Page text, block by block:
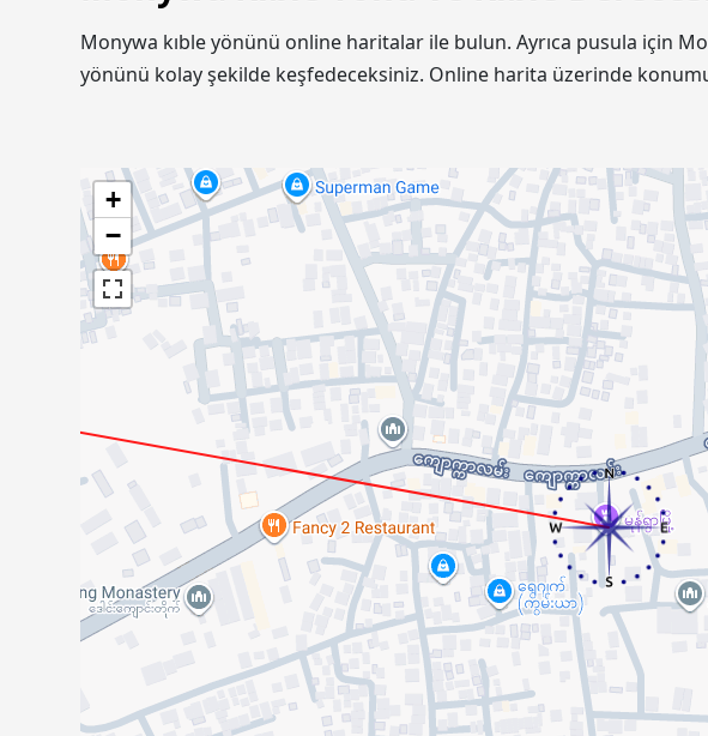
Monywa kıble yönünü online haritalar ile bulun. Ayrıca pusula için
yönünü kolay şekilde keşfedeceksiniz. Online harita üzerinde
+
−